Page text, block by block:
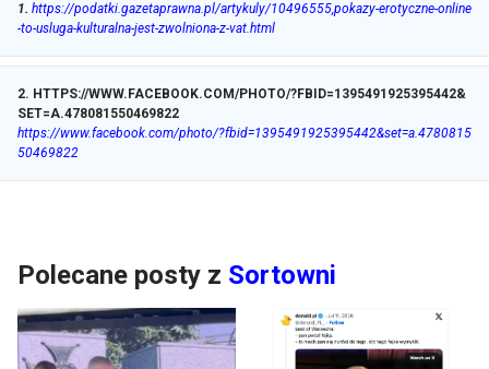
1. https://podatki.gazetaprawna.pl/artykuly/10496555,pokazy-erotyczne-online
-to-usluga-kulturalna-jest-zwolniona-z-vat.html
2. HTTPS://WWW.FACEBOOK.COM/PHOTO/?FBID=1395491925395442&
SET=A.478081550469822
https://www.facebook.com/photo/?fbid=1395491925395442&set=a.4780815
50469822
Polecane posty z Sortowni